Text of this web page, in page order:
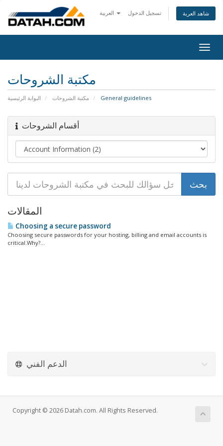
تسجيل الدخول شاهد العربة
مكتبة الشروحات
البوابة الرئيسية مكتبة الشروحات General guidelines
أقسام الشروحات
المقالات
Choosing a secure password
Choosing secure passwords for your hosting, billing and email accounts is
critical.Why?...
الدعم الفني
Copyright © 2026 Datah.com. All Rights Reserved.